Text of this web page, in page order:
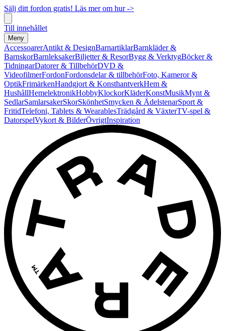
Sälj ditt fordon gratis! Läs mer om hur ->
Till innehållet
Meny
AccessoarerAntikt & DesignBarnartiklarBarnkläder &
BarnskorBarnleksakerBiljetter & ResorBygg & VerktygBöcker &
TidningarDatorer & TillbehörDVD &
VideofilmerFordonFordonsdelar & tillbehörFoto, Kameror &
OptikFrimärkenHandgjort & KonsthantverkHem &
HushållHemelektronikHobbyKlockorKläderKonstMusikMynt &
SedlarSamlarsakerSkorSkönhetSmycken & ÄdelstenarSport &
FritidTelefoni, Tablets & WearablesTrädgård & VäxterTV-spel &
DatorspelVykort & BilderÖvrigtInspiration